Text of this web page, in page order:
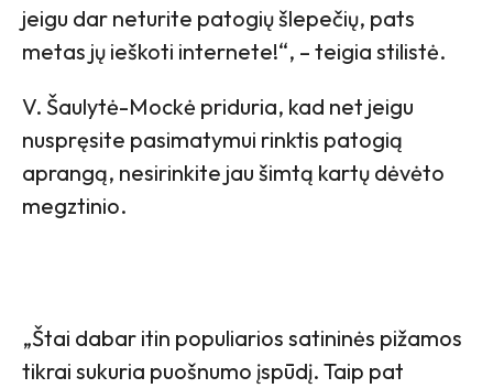
jeigu dar neturite patogių šlepečių, pats
metas jų ieškoti internete!“, – teigia stilistė.
V. Šaulytė-Mockė priduria, kad net jeigu
nuspręsite pasimatymui rinktis patogią
aprangą, nesirinkite jau šimtą kartų dėvėto
megztinio.
„Štai dabar itin populiarios satininės pižamos
tikrai sukuria puošnumo įspūdį. Taip pat